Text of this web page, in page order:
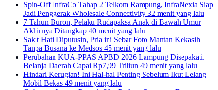
Spin-Off InfraCo Tahap 2 Telkom Rampung, InfraNexia Siap
Jadi Penggerak Wholesale Connectivity 32 menit yang lalu
7 Tahun Buron, Pelaku Rudapaksa Anak di Bawah Umur
Akhirnya Ditangkap 40 menit yang lalu
Sakit Hati Diputusin, Pria ini Sebar Foto Mantan Kekasih
Tanpa Busana ke Medsos 45 menit yang lalu
Perubahan KUA-PPAS APBD 2026 Lampung Disepakati,
Belanja Daerah Capai Rp7,99 Triliun 49 menit yang lalu
Hindari Kerugian! Ini Hal-hal Penting Sebelum Ikut Lelang
Mobil Bekas 49 menit yang lalu